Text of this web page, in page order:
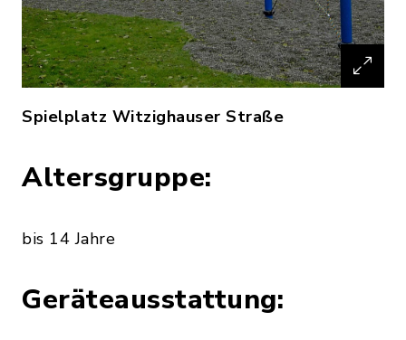
Spielplatz Witzighauser Straße
Altersgruppe:
bis 14 Jahre
Geräteausstattung: